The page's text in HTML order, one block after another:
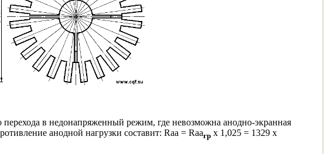
перехода в недонапряженный режим, где невозможна анодно-экранная
анодной нагрузки составит: Rаa = Rаaгр х 1,025 = 1329 х